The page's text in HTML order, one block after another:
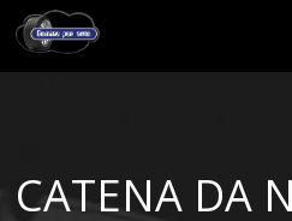
MISURE GOMME
CATENA DA